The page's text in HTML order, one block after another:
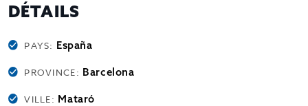
DÉTAILS
PAYS: España
PROVINCE: Barcelona
VILLE: Mataró